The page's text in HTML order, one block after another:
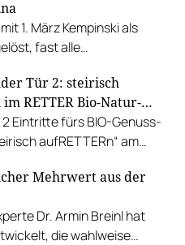
1. März Kempinski als
fast alle
das Team des
Tür 2: steirisch
im RETTER Bio-Natur-
Eintritte fürs BIO-Genuss-
aufRETTERn“ am
Mehrwert aus der
Dr. Armin Breinl hat
die wahlweise